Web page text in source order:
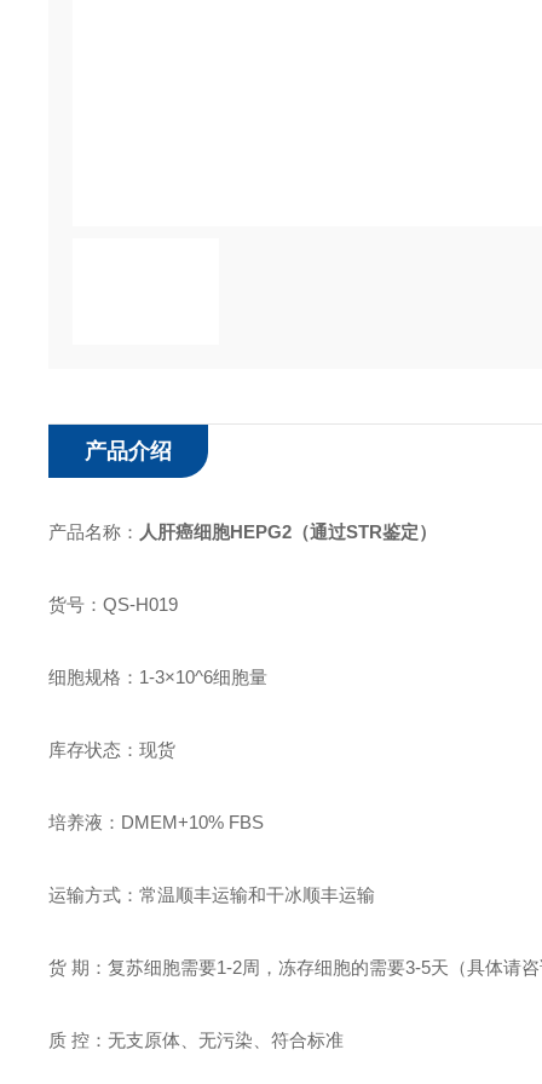
产品介绍
产品名称： 人肝癌细胞HEPG2 （通过STR鉴定）
货号：QS-H019
细胞规格： 1-3×10^6细胞量
库存状态：现货
培养液： DMEM+10% FBS
运输方式： 常温顺丰运输和干冰顺丰运输
货 期： 复苏细胞需要1-2周，冻存细胞的需要3-5天（具体请
质 控：无支原体、无污染、符合标准